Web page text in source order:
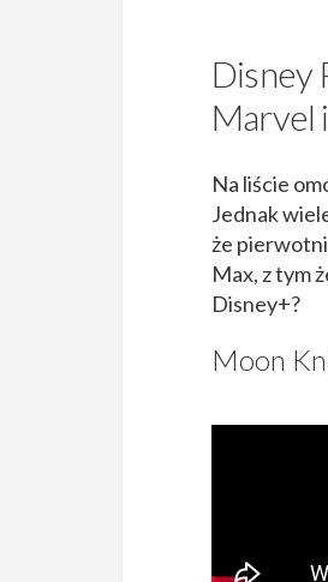
Disney
Marvel
Na liście
Jednak
że
Max, z tym
Disney+?
Moon